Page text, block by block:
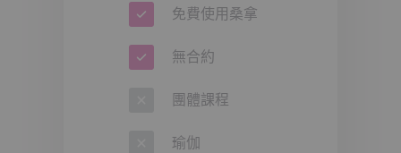
https://waterfall.com.hk/product/august-
online-exclusive-bring-a-friend-offer/
DM us for more
https://wa.me/85284901454
*Offers are subject to terms and conditions.
other promotional offers or discounts.
免費使用桑拿
無合約
團體課程
瑜伽